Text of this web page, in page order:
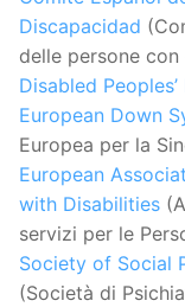
Discapacidad
delle persone
Disabled
European Down
Europea per la
European
with Disabilities
servizi per le
Society of Social
(Società di